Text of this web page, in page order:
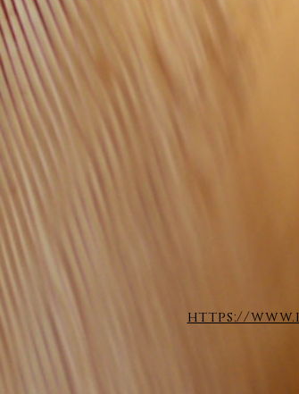
https://